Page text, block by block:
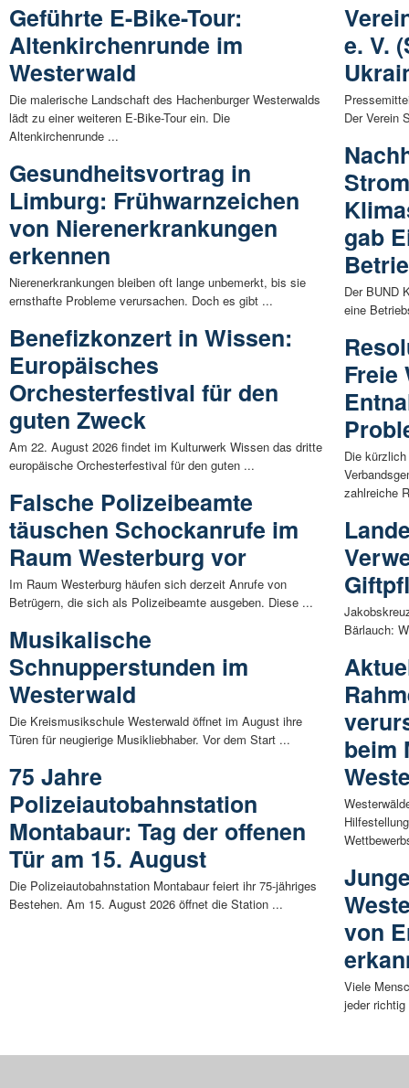
Geführte E-Bike-Tour:
Altenkirchenrunde im
Westerwald
Die malerische Landschaft des Hachenburger Westerwalds
lädt zu einer weiteren E-Bike-Tour ein. Die
Altenkirchenrunde ...
Gesundheitsvortrag in
Limburg: Frühwarnzeichen
von Nierenerkrankungen
erkennen
Nierenerkrankungen bleiben oft lange unbemerkt, bis sie
ernsthafte Probleme verursachen. Doch es gibt ...
Benefizkonzert in Wissen:
Europäisches
Orchesterfestival für den
guten Zweck
Am 22. August 2026 findet im Kulturwerk Wissen das dritte
europäische Orchesterfestival für den guten ...
Falsche Polizeibeamte
täuschen Schockanrufe im
Raum Westerburg vor
Im Raum Westerburg häufen sich derzeit Anrufe von
Betrügern, die sich als Polizeibeamte ausgeben. Diese ...
Musikalische
Schnupperstunden im
Westerwald
Die Kreismusikschule Westerwald öffnet im August ihre
Türen für neugierige Musikliebhaber. Vor dem Start ...
75 Jahre
Polizeiautobahnstation
Montabaur: Tag der offenen
Tür am 15. August
Die Polizeiautobahnstation Montabaur feiert ihr 75-jähriges
Bestehen. Am 15. August 2026 öffnet die Station ...
e. V.
Der Verein
gab
Der BUND
eine
Freie
Die
zahlreiche
Bärlauch:
beim
von
Viele
jeder